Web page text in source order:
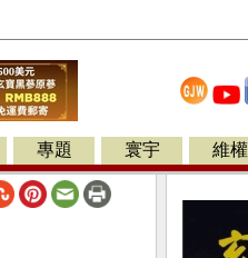
專題 寰宇 維權